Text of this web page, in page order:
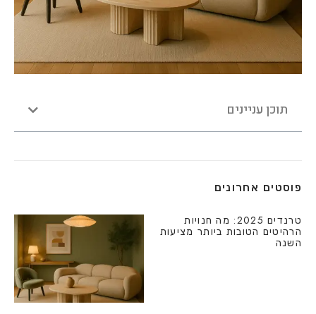
תוכן עניינים
פוסטים אחרונים
טרנדים 2025: מה חנויות
הרהיטים הטובות ביותר מציעות
השנה